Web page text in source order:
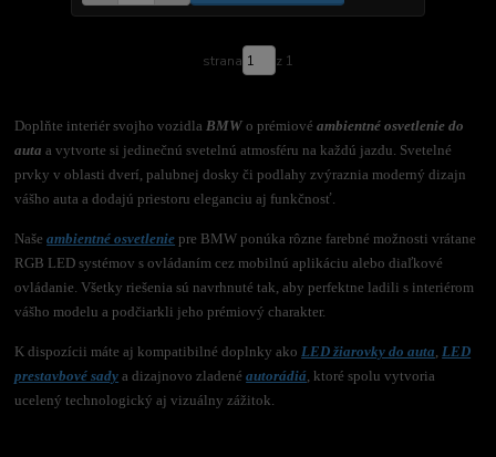
strana z 1
Doplňte interiér svojho vozidlaBMW o prémiovéambientné osvetlenie do
auta a vytvorte si jedinečnú svetelnú atmosféru na každú jazdu. Svetelné
prvky v oblasti dverí, palubnej dosky či podlahy zvýraznia moderný dizajn
vášho auta a dodajú priestoru eleganciu aj funkčnosť.
Našeambientné osvetlenie pre BMW ponúka rôzne farebné možnosti vrátane
RGB LED systémov s ovládaním cez mobilnú aplikáciu alebo diaľkové
ovládanie. Všetky riešenia sú navrhnuté tak, aby perfektne ladili s interiérom
vášho modelu a podčiarkli jeho prémiový charakter.
K dispozícii máte aj kompatibilné doplnky akoLED žiarovky do auta,LED
prestavbové sady a dizajnovo zladenéautorádiá, ktoré spolu vytvoria
ucelený technologický aj vizuálny zážitok.